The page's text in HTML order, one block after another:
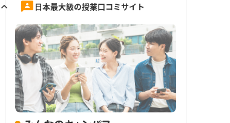
日本最大級の授業口コミサイト